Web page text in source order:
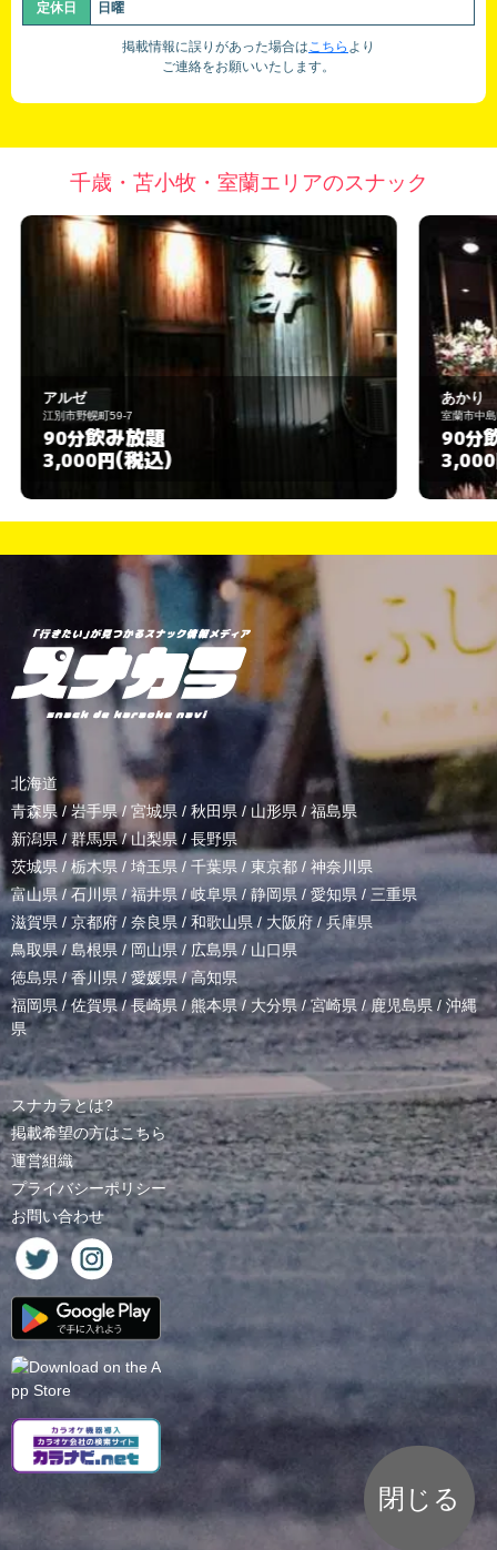
定休日 日曜
掲載情報に誤りがあった場合はこちら より
ご連絡をお願いいたします。
千歳・苫小牧・室蘭エリアのスナック
室蘭市中島町1-17-17
90分飲み放題
3,000円
北海道
青森県 / 岩手県/ 宮城県 / 秋田県 / 山形県/ 福島県
新潟県 /群馬県/山梨県 / 長野県
茨城県 / 栃木県 / 埼玉県 / 千葉県 / 東京都 / 神奈川県
富山県 /石川県/福井県/岐阜県 / 静岡県 / 愛知県 / 三重県
滋賀県 / 京都府 / 奈良県 / 和歌山県/ 大阪府 /兵庫県
鳥取県/ 島根県 /岡山県/ 広島県 / 山口県
徳島県 /香川県 / 愛媛県/高知県
福岡県/佐賀県/長崎県 /熊本県/ 大分県/宮崎県 /鹿児島県 / 沖縄
県
スナカラとは?
掲載希望の方はこちら
運営組織
プライバシーポリシー
お問い合わせ
閉じる